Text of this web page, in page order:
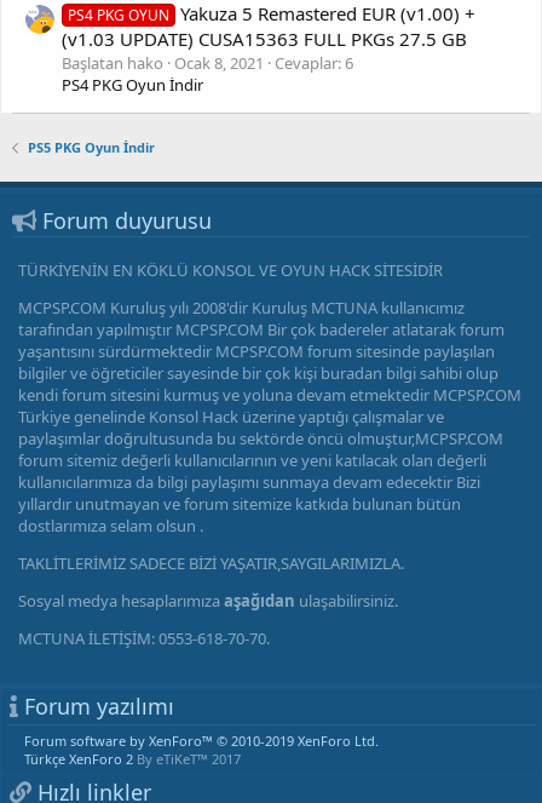
PS4 PKG OYUN
Yakuza 5 Remastered EUR (v1.00) +
(v1.03 UPDATE) CUSA15363 FULL PKGs 27.5 GB
Başlatan hako Ocak 8, 2021
Cevaplar: 6
PS4 PKG Oyun İndir
PS5 PKG Oyun İndir
Forum duyurusu
TÜRKİYENİN EN KÖKLÜ KONSOL VE OYUN HACK SİTESİDİR
MCPSP.COM Kuruluş yılı 2008'dir Kuruluş MCTUNA kullanıcımız
tarafından yapılmıştır MCPSP.COM Bir çok badereler atlatarak forum
yaşantısını sürdürmektedir MCPSP.COM forum sitesinde paylaşılan
bilgiler ve öğreticiler sayesinde bir çok kişi buradan bilgi sahibi olup
kendi forum sitesini kurmuş ve yoluna devam etmektedir MCPSP.COM
Türkiye genelinde Konsol Hack üzerine yaptığı çalışmalar ve
paylaşımlar doğrultusunda bu sektörde öncü olmuştur,MCPSP.COM
forum sitemiz değerli kullanıcılarının ve yeni katılacak olan değerli
kullanıcılarımıza da bilgi paylaşımı sunmaya devam edecektir Bizi
yıllardır unutmayan ve forum sitemize katkıda bulunan bütün
dostlarımıza selam olsun .
TAKLİTLERİMİZ SADECE BİZİ YAŞATIR,SAYGILARIMIZLA.
Sosyal medya hesaplarımızaaşağıdan ulaşabilirsiniz.
MCTUNA İLETİŞİM: 0553-618-70-70.
Forum yazılımı
Forum software by XenForo™ © 2010-2019 XenForo Ltd.
Türkçe XenForo 2 By eTiKeT™ 2017
Hızlı linkler